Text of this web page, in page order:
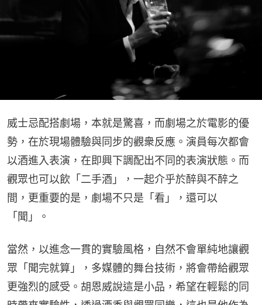
威士忌配搭劇場，本就是驚喜，而劇場之於電影的優
勢，在於現場體驗與同步的觀衆反應。演員每次都會
以酒進入表演，在即興下調配出不同的表演狀態。而
觀眾也可以飲「二手酒」，一起介乎於醉與不醉之
間，更重要的是，劇場不只是「看」，還可以
「聞」。
當然，以進念一貫的實驗風格，自然不會單純地讓觀
眾「聞完就算」，多媒體的舞台技術，將會帶給觀眾
更強烈的感受。胡恩威說這是小品，希望在輕鬆的同